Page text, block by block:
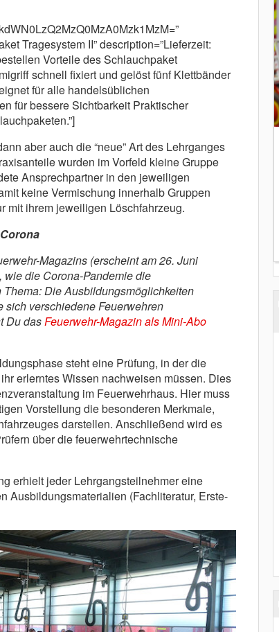
Tragesystem II” description=”Lieferzeit:
Vorteile des Schlauchpaket
schnell fixiert und gelöst fünf Klettbänder
für alle handelsüblichen
für bessere Sichtbarkeit Praktischer
aber auch die “neue” Art des Lehrganges
wurden im Vorfeld kleine Gruppe
Ansprechpartner in den jeweiligen
keine Vermischung innerhalb Gruppen
mit ihrem jeweiligen Löschfahrzeug.
Magazins (erscheint am 26. Juni
wie die Corona-Pandemie die
Die Ausbildungsmöglichkeiten
sich verschiedene Feuerwehren
Du dasFeuerwehr-Magazin als Mini-Abo
steht eine Prüfung, in der die
erlerntes Wissen nachweisen müssen. Dies
im Feuerwehrhaus. Hier muss
Vorstellung die besonderen Merkmale,
darstellen. Anschließend wird es
über die feuerwehrtechnische
erhielt jeder Lehrgangsteilnehmer eine
Ausbildungsmaterialien (Fachliteratur, Erste-